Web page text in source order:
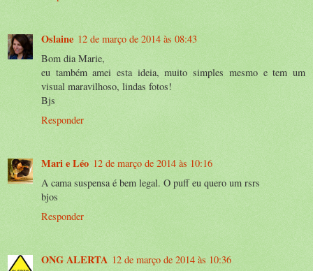
Oslaine 12 de março de 2014 às 08:43
Bom dia Marie,
eu também amei esta ideia, muito simples mesmo e tem um
visual maravilhoso, lindas fotos!
Bjs
Responder
Mari e Léo 12 de março de 2014 às 10:16
A cama suspensa é bem legal. O puff eu quero um rsrs
bjos
Responder
ONG ALERTA 12 de março de 2014 às 10:36